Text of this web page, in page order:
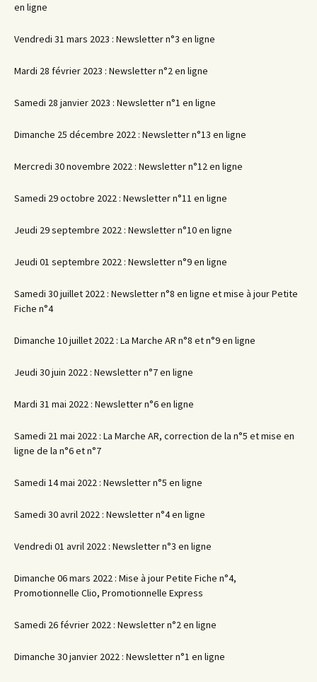
en ligne
Vendredi 31 mars 2023 : Newsletter n°3 en ligne
Mardi 28 février 2023 : Newsletter n°2 en ligne
Samedi 28 janvier 2023 : Newsletter n°1 en ligne
Dimanche 25 décembre 2022 : Newsletter n°13 en ligne
Mercredi 30 novembre 2022 : Newsletter n°12 en ligne
Samedi 29 octobre 2022 : Newsletter n°11 en ligne
Jeudi 29 septembre 2022 : Newsletter n°10 en ligne
Jeudi 01 septembre 2022 : Newsletter n°9 en ligne
Samedi 30 juillet 2022 : Newsletter n°8 en ligne et mise à jour Petite
Fiche n°4
Dimanche 10 juillet 2022 : La Marche AR n°8 et n°9 en ligne
Jeudi 30 juin 2022 : Newsletter n°7 en ligne
Mardi 31 mai 2022 : Newsletter n°6 en ligne
Samedi 21 mai 2022 : La Marche AR, correction de la n°5 et mise en
ligne de la n°6 et n°7
Samedi 14 mai 2022 : Newsletter n°5 en ligne
Samedi 30 avril 2022 : Newsletter n°4 en ligne
Vendredi 01 avril 2022 : Newsletter n°3 en ligne
Dimanche 06 mars 2022 : Mise à jour Petite Fiche n°4,
Promotionnelle Clio, Promotionnelle Express
Samedi 26 février 2022 : Newsletter n°2 en ligne
Dimanche 30 janvier 2022 : Newsletter n°1 en ligne